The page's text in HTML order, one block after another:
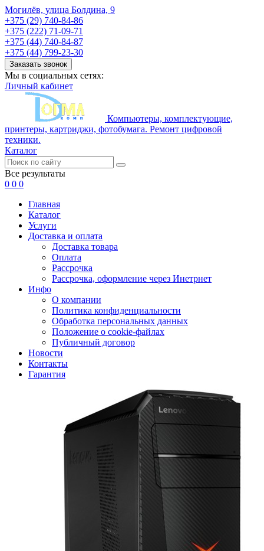
Могилёв, улица Болдина, 9
+375 (29) 740-84-86
+375 (222) 71-09-71
+375 (44) 740-84-87
+375 (44) 799-23-30
Заказать звонок
Мы в социальных сетях:
Личный кабинет
Компьютеры, комплектующие,
принтеры, картриджи, фотобумага. Ремонт цифровой
техники.
Каталог
Все результаты
0 0 0
Главная
Каталог
Услуги
Доставка и оплата
Доставка товара
Оплата
Рассрочка
Рассрочка, оформление через Инетрнет
Инфо
О компании
Политика конфиденциальности
Обработка персональных данных
Положение о cookie-файлах
Публичный договор
Новости
Контакты
Гарантия